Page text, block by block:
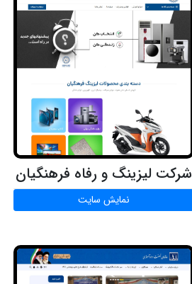
شرکت لیزینگ و رفاه فرهنگیان
نمایش سایت